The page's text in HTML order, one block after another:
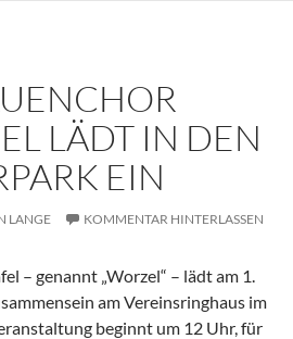
LÄDT IN DEN
EIN
LANGE KOMMENTAR HINTERLASSEN
– genannt „Worzel“ – lädt am 1.
am Vereinsringhaus im
beginnt um 12 Uhr, für